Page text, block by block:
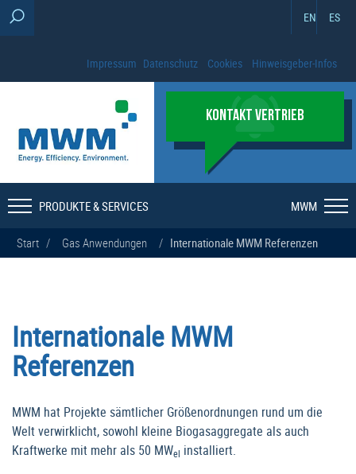
EN ES
Impressum Datenschutz Cookies Hinweisgeber-Infos
KONTAKT VERTRIEB
PRODUKTE & SERVICES MWM
Start / Gas Anwendungen / Internationale MWM Referenzen
Internationale MWM
Referenzen
MWM hat Projekte sämtlicher Größenordnungen rund um die
Welt verwirklicht, sowohl kleine Biogasaggregate als auch
Kraftwerke mit mehr als 50 MWel installiert.